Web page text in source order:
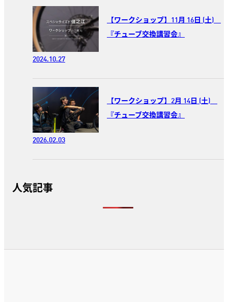
【ワークショップ】11月 16日 (土)
『チューブ交換講習会』
2024.10.27
【ワークショップ】2月 14日 (土)
『チューブ交換講習会』
2026.02.03
人気記事